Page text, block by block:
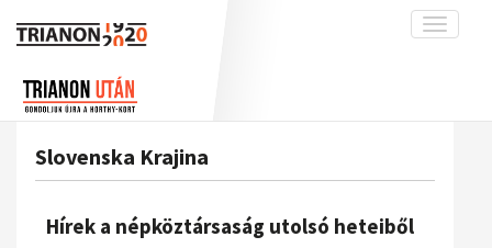
Toggle
interpretációk
A békerendszer megszilárdulása
Munkatársaink
Blog
Slovenska Krajina
Hírek a népköztársaság utolsó heteiből